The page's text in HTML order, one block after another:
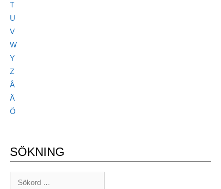
T
U
V
W
Y
Z
Å
Ä
Ö
SÖKNING